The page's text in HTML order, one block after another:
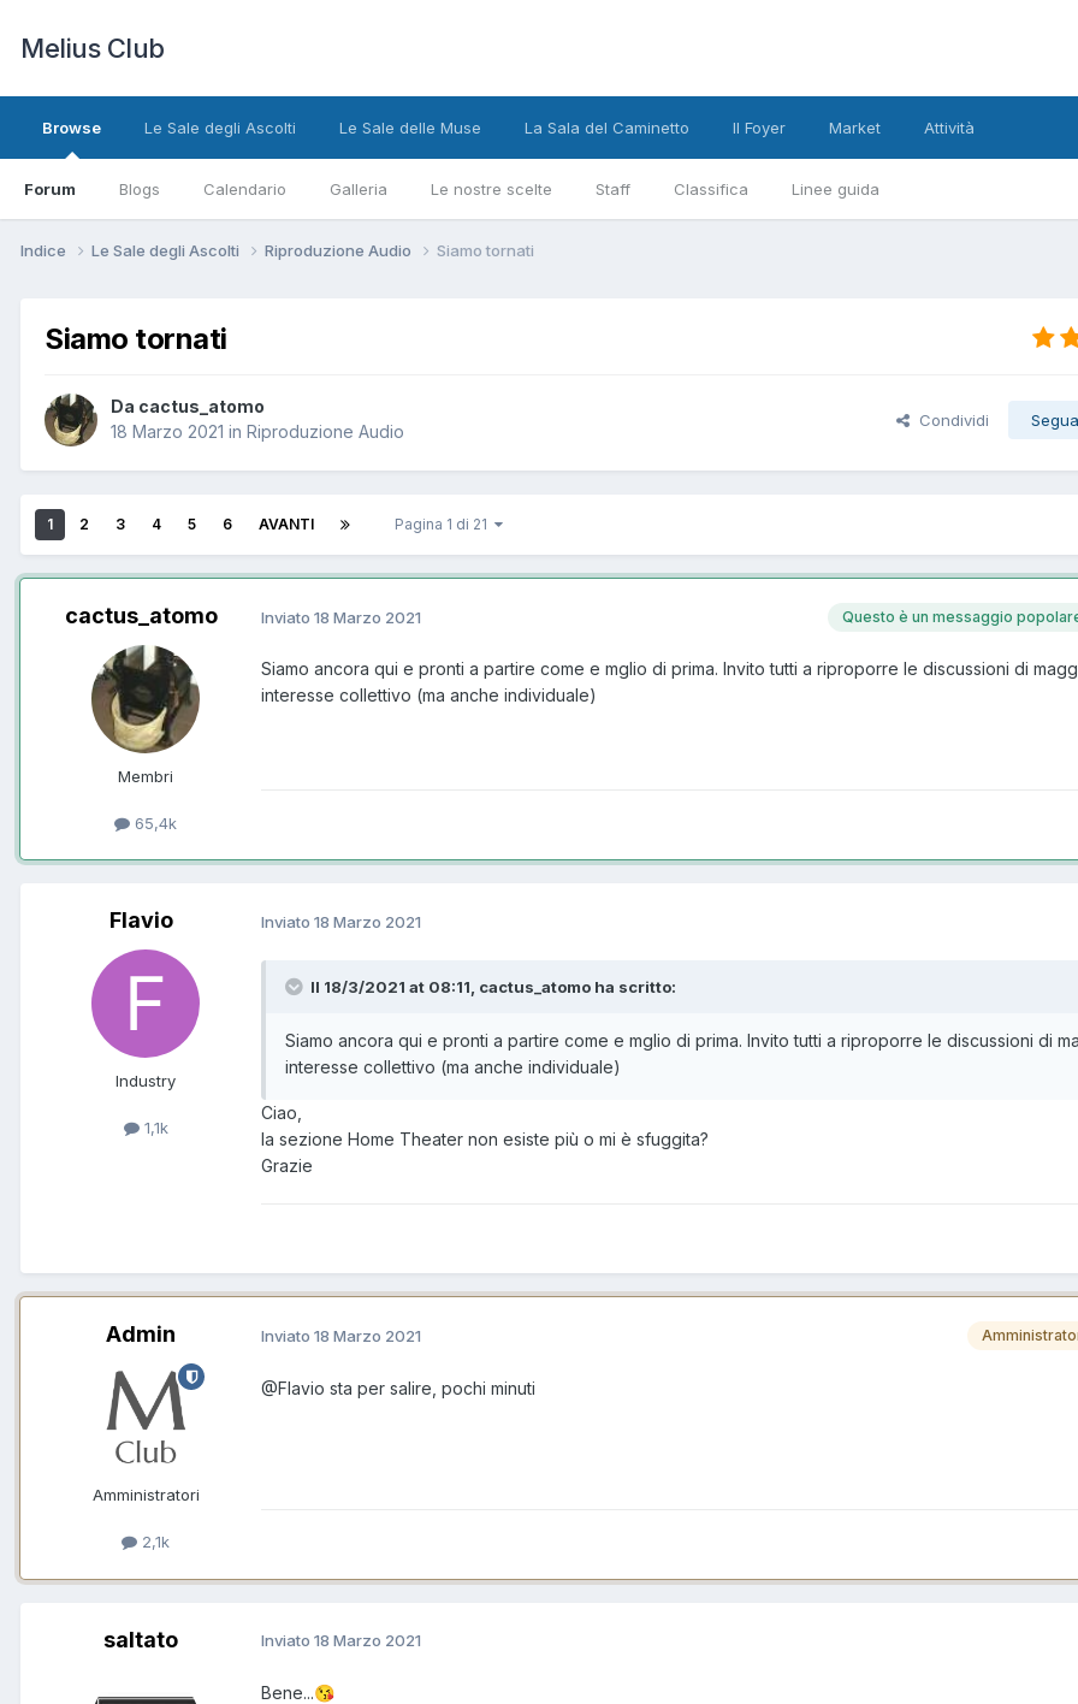
Melius Club
Browse
Forum Blogs Calendario Galleria Le nostre scelte Staff Classifica Linee guida
Le Sale degli Ascolti Le Sale delle Muse La Sala del Caminetto Il Foyer Market Attività
Indice Le Sale degli Ascolti Riproduzione Audio Siamo tornati
Siamo tornati
Da cactus_atomo
18 Marzo 2021 in Riproduzione Audio
Condividi
1 2 3 4 5 6 AVANTI Pagina 1 di 21
cactus_atomo
Membri
65,4k
Questo è un messaggio
Inviato 18 Marzo 2021
Siamo ancora qui e pronti a partire come e mglio di prima. Invito tutti a riproporre le discussioni di
interesse collettivo (ma anche individuale)
Flavio
Industry
1,1k
Inviato 18 Marzo 2021
Il 18/3/2021 at 08:11, cactus_atomo ha scritto:
Siamo ancora qui e pronti a partire come e mglio di prima. Invito tutti a riproporre le discussioni di
interesse collettivo (ma anche individuale)
Ciao,
la sezione Home Theater non esiste più o mi è sfuggita?
Grazie
Admin
Amministratori
2,1k
Inviato 18 Marzo 2021
@Flavio sta per salire, pochi minuti
saltato Inviato 18 Marzo 2021
Bene...😘